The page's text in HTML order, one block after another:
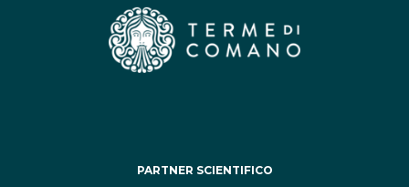
PARTNER SCIENTIFICO